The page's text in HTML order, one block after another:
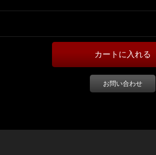
お問い合わせ